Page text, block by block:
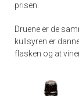
prisen.
Druene er de
kullsyren er
flasken og at